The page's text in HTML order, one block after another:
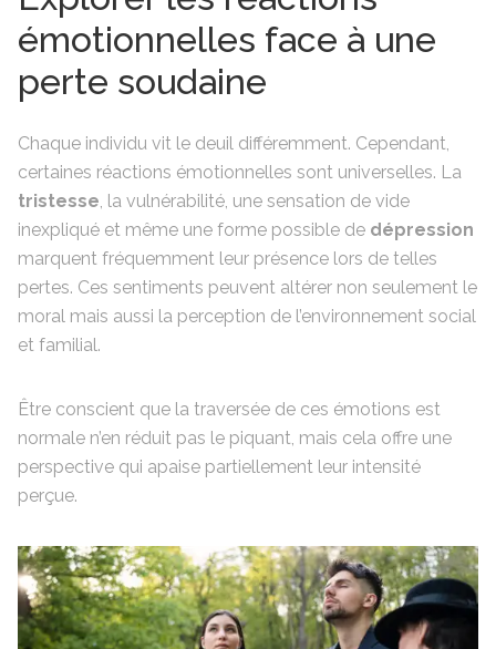
émotionnelles face à une
perte soudaine
Chaque individu vit le deuil différemment. Cependant,
certaines réactions émotionnelles sont universelles. La
tristesse , la vulnérabilité, une sensation de vide
inexpliqué et même une forme possible de dépression
marquent fréquemment leur présence lors de telles
pertes. Ces sentiments peuvent altérer non seulement le
moral mais aussi la perception de l’environnement social
et familial.
Être conscient que la traversée de ces émotions est
normale n’en réduit pas le piquant, mais cela offre une
perspective qui apaise partiellement leur intensité
perçue.